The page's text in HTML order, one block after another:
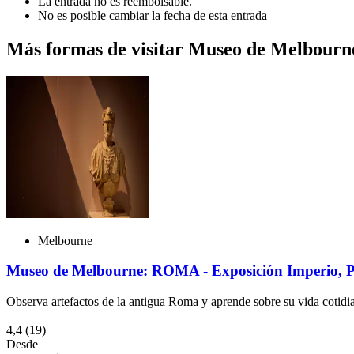
No es posible cambiar la fecha de esta entrada
Más formas de visitar Museo de
Melbourne
Museo de Melbourne: ROMA - Exposición Imperio,
Observa artefactos de la antigua Roma y aprende sobre su vida
4,4 (19)
Desde